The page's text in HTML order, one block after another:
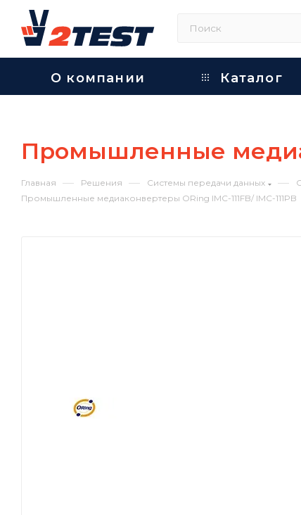
О компании Каталог
Промышленные
Главная — Решения — Системы передачи данных —
Промышленные медиаконвертеры ORing IMC-111FB/ IMC-111PB